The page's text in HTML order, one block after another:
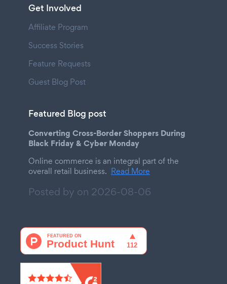
Get Involved
Affiliate Program
Success Stories
Feature Requests
Guest Blog Post
Featured Blog post
Converting Cross-Border Shoppers During
Black Friday & Cyber Monday
Online commerce is an integral part of the
overall retail business. Read More
Posted by on 2026-08-06